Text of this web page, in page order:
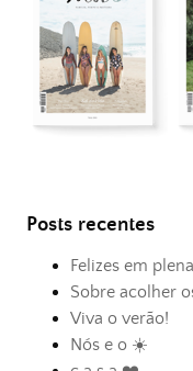
Posts recentes
Felizes em
Sobre acolher
Viva o verão!
Nós e o ☀️